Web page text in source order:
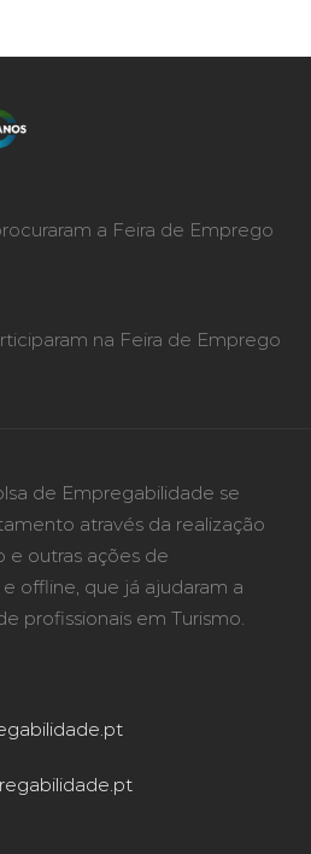
a Feira de Emprego
na Feira de Emprego
de Empregabilidade se
através da realização
e outras ações de
offline, que já ajudaram a
profissionais em Turismo.